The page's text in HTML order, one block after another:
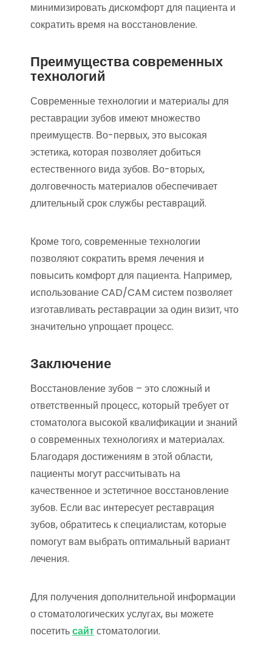
минимизировать дискомфорт для пациента и
сократить время на восстановление.
Преимущества современных
технологий
Современные технологии и материалы для
реставрации зубов имеют множество
преимуществ. Во-первых, это высокая
эстетика, которая позволяет добиться
естественного вида зубов. Во-вторых,
долговечность материалов обеспечивает
длительный срок службы реставраций.
Кроме того, современные технологии
позволяют сократить время лечения и
повысить комфорт для пациента. Например,
использование CAD/CAM систем позволяет
изготавливать реставрации за один визит, что
значительно упрощает процесс.
Заключение
Восстановление зубов – это сложный и
ответственный процесс, который требует от
стоматолога высокой квалификации и знаний
о современных технологиях и материалах.
Благодаря достижениям в этой области,
пациенты могут рассчитывать на
качественное и эстетичное восстановление
зубов. Если вас интересует реставрация
зубов, обратитесь к специалистам, которые
помогут вам выбрать оптимальный вариант
лечения.
Для получения дополнительной информации
о стоматологических услугах, вы можете
посетитьсайтстоматологии.